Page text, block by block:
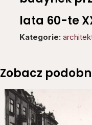
lata 60-te
Kategorie:
Zobacz